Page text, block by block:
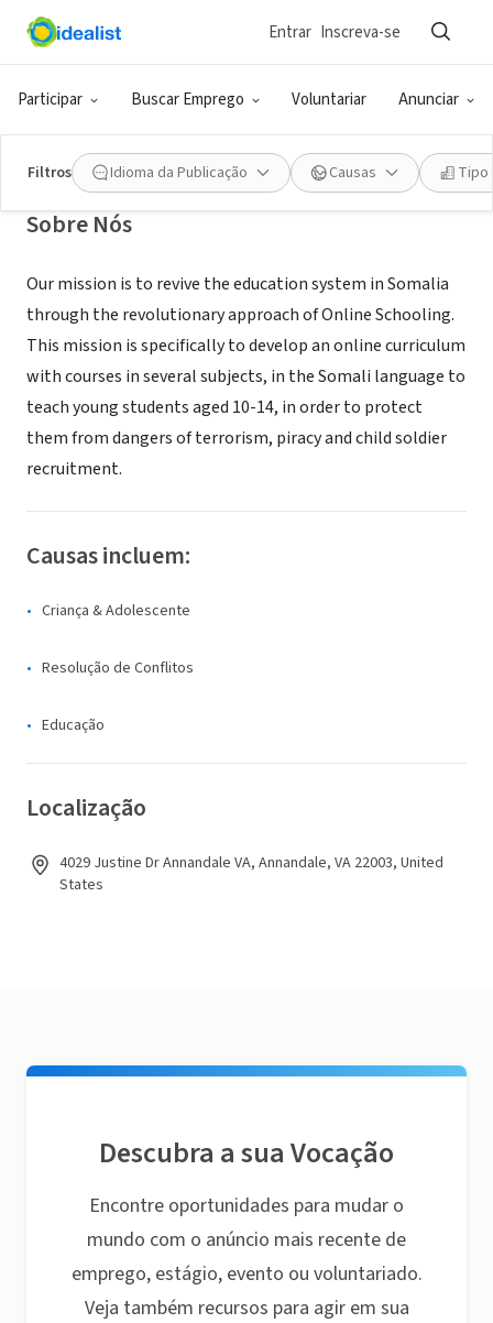
Participar Buscar Emprego Voluntariar Anunciar
Entrar Inscreva-se
Filtros Idioma da Publicação Causas Tipo
ONG (SETOR SOCIAL)
WakeUpSomalia
Sobre Nós
Our mission is to revive the education system in Somalia
through the revolutionary approach of Online Schooling.
This mission is specifically to develop an online curriculum
with courses in several subjects, in the Somali language to
teach young students aged 10-14, in order to protect
them from dangers of terrorism, piracy and child soldier
recruitment.
Causas incluem:
Criança & Adolescente
Resolução de Conflitos
Educação
Localização
4029 Justine Dr Annandale VA, Annandale, VA 22003, United
States
Descubra a sua Vocação
Encontre oportunidades para mudar o
mundo com o anúncio mais recente de
emprego, estágio, evento ou voluntariado.
Veja também recursos para agir em sua